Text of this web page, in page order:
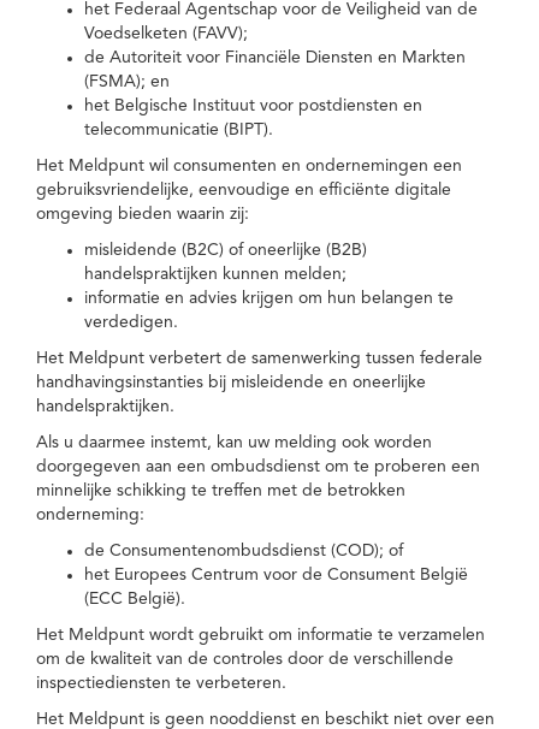
het Federaal Agentschap voor de Veiligheid van de
Voedselketen (FAVV);
de Autoriteit voor Financiële Diensten en Markten
(FSMA); en
het Belgische Instituut voor postdiensten en
telecommunicatie (BIPT).
Het Meldpunt wil consumenten en ondernemingen een
gebruiksvriendelijke, eenvoudige en efficiënte digitale
omgeving bieden waarin zij:
misleidende (B2C) of oneerlijke (B2B)
handelspraktijken kunnen melden;
informatie en advies krijgen om hun belangen te
verdedigen.
Het Meldpunt verbetert de samenwerking tussen federale
handhavingsinstanties bij misleidende en oneerlijke
handelspraktijken.
Als u daarmee instemt, kan uw melding ook worden
doorgegeven aan een ombudsdienst om te proberen een
minnelijke schikking te treffen met de betrokken
onderneming:
de Consumentenombudsdienst (COD); of
het Europees Centrum voor de Consument België
(ECC België).
Het Meldpunt wordt gebruikt om informatie te verzamelen
om de kwaliteit van de controles door de verschillende
inspectiediensten te verbeteren.
Het Meldpunt is geen nooddienst en beschikt niet over een